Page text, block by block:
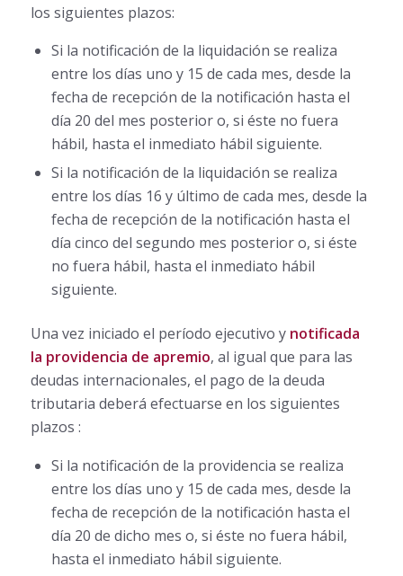
los siguientes plazos:
Si la notificación de la liquidación se realiza
entre los días uno y 15 de cada mes, desde la
fecha de recepción de la notificación hasta el
día 20 del mes posterior o, si éste no fuera
hábil, hasta el inmediato hábil siguiente.
Si la notificación de la liquidación se realiza
entre los días 16 y último de cada mes, desde la
fecha de recepción de la notificación hasta el
día cinco del segundo mes posterior o, si éste
no fuera hábil, hasta el inmediato hábil
siguiente.
Una vez iniciado el período ejecutivo y notificada
la providencia de apremio, al igual que para las
deudas internacionales, el pago de la deuda
tributaria deberá efectuarse en los siguientes
plazos :
Si la notificación de la providencia se realiza
entre los días uno y 15 de cada mes, desde la
fecha de recepción de la notificación hasta el
día 20 de dicho mes o, si éste no fuera hábil,
hasta el inmediato hábil siguiente.